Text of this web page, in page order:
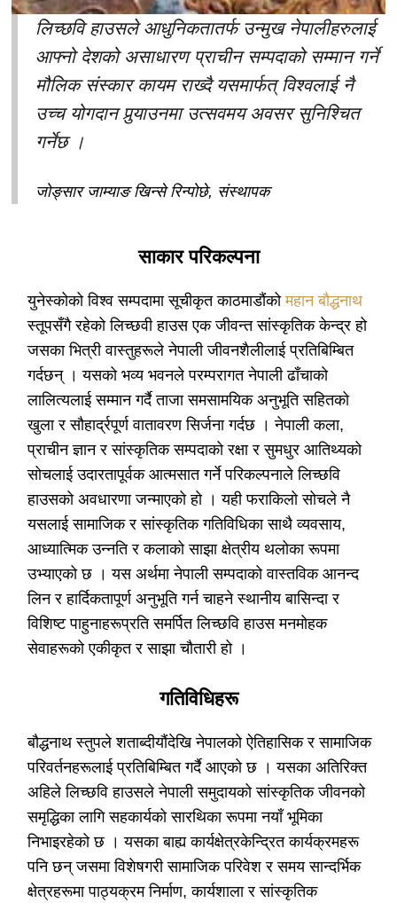
लिच्छवि हाउसले आधुनिकतातर्फ उन्मुख नेपालीहरुलाई
आफ्नो देशको असाधारण प्राचीन सम्पदाको सम्मान गर्ने
मौलिक संस्कार कायम राख्दै यसमार्फत् विश्वलाई नै
उच्च योगदान पुर्‍याउनमा उत्सवमय अवसर सुनिश्चित
गर्नेछ ।
जोङ्सार जाम्याङ खिन्से रिन्पोछे, संस्थापक
साकार परिकल्पना
युनेस्कोको विश्व सम्पदामा सूचीकृत काठमाडौंकोमहान बौद्धनाथ
स्तूपसँगै रहेको लिच्छवी हाउस एक जीवन्त सांस्कृतिक केन्द्र हो
जसका भित्री वास्तुहरूले नेपाली जीवनशैलीलाई प्रतिबिम्बित
गर्दछन् । यसको भव्य भवनले परम्परागत नेपाली ढाँचाको
लालित्यलाई सम्मान गर्दै ताजा समसामयिक अनुभूति सहितको
खुला र सौहार्द्रपूर्ण वातावरण सिर्जना गर्दछ । नेपाली कला,
प्राचीन ज्ञान र सांस्कृतिक सम्पदाको रक्षा र सुमधुर आतिथ्यको
सोचलाई उदारतापूर्वक आत्मसात गर्ने परिकल्पनाले लिच्छवि
हाउसको अवधारणा जन्माएको हो । यही फराकिलो सोचले नै
यसलाई सामाजिक र सांस्कृतिक गतिविधिका साथै व्यवसाय,
आध्यात्मिक उन्नति र कलाको साझा क्षेत्रीय थलोका रूपमा
उभ्याएको छ । यस अर्थमा नेपाली सम्पदाको वास्तविक आनन्द
लिन र हार्दिकतापूर्ण अनुभूति गर्न चाहने स्थानीय बासिन्दा र
विशिष्ट पाहुनाहरूप्रति समर्पित लिच्छवि हाउस मनमोहक
सेवाहरूको एकीकृत र साझा चौतारी हो ।
गतिविधिहरू
बौद्धनाथ स्तुपले शताब्दीयौंदेखि नेपालको ऐतिहासिक र सामाजिक
परिवर्तनहरूलाई प्रतिबिम्बित गर्दै आएको छ । यसका अतिरिक्त
अहिले लिच्छवि हाउसले नेपाली समुदायको सांस्कृतिक जीवनको
समृद्धिका लागि सहकार्यको सारथिका रूपमा नयाँ भूमिका
निभाइरहेको छ । यसका बाह्य कार्यक्षेत्रकेन्द्रित कार्यक्रमहरू
पनि छन् जसमा विशेषगरी सामाजिक परिवेश र समय सान्दर्भिक
क्षेत्रहरूमा पाठ्यक्रम निर्माण, कार्यशाला र सांस्कृतिक